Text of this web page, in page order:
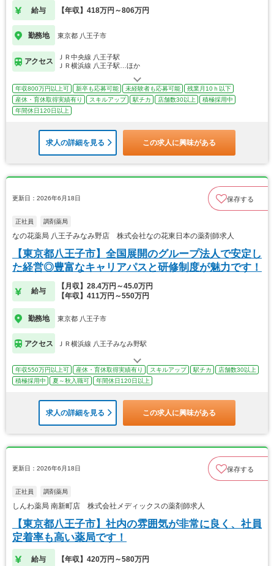
給与 【年収】418万円～806万円
勤務地 東京都 八王子市
アクセス
ＪＲ中央線 八王子駅
ＪＲ横浜線 八王子駅…ほか
年収800万円以上可 新卒も応募可能 未経験者も応募可能
残業月10ｈ以下
産休・育休取得実績有り
スキルアップ 駅チカ 店舗数30以上
積極採用中
年間休日120日以上
求人の詳細を見る この求人に興味がある
更新日：2026年6月18日 保存する
正社員 調剤薬局
なの花薬局 八王子みなみ野店 株式会社なの花東日本の薬剤師求人
【東京都八王子市】全国展開のグループ法人で安定し
た経営◎豊富なキャリアパスと研修制度が魅力です！
給与
【月収】28.4万円～45.0万円
【年収】411万円～550万円
勤務地 東京都 八王子市
アクセス ＪＲ横浜線 八王子みなみ野駅
年収550万円以上可 産休・育休取得実績有り スキルアップ 駅チカ
店舗数30以上
積極採用中
夏～秋入職可 年間休日120日以上
求人の詳細を見る この求人に興味がある
更新日：2026年6月18日 保存する
正社員 調剤薬局
しんわ薬局 南新町店 株式会社メディックスの薬剤師求人
【東京都八王子市】社内の雰囲気が非常に良く、社員
定着率も高い薬局です！
給与 【年収】420万円～580万円